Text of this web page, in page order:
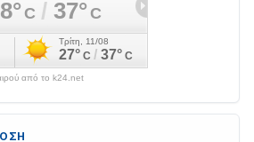
από το k24.net